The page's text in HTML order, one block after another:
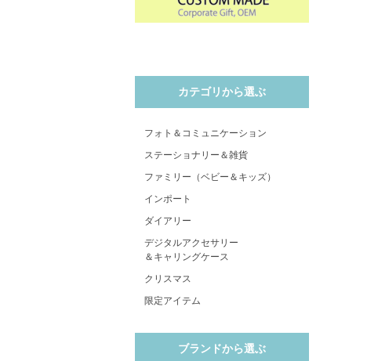
カテゴリから選ぶ
フォト＆コミュニケーション
ステーショナリー＆雑貨
ファミリー（ベビー＆キッズ）
インポート
ダイアリー
デジタルアクセサリー
＆キャリングケース
クリスマス
限定アイテム
ブランドから選ぶ